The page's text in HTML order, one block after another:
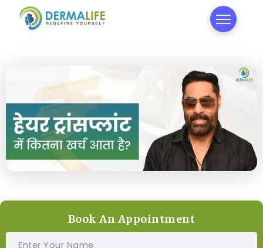
Book An Appointment